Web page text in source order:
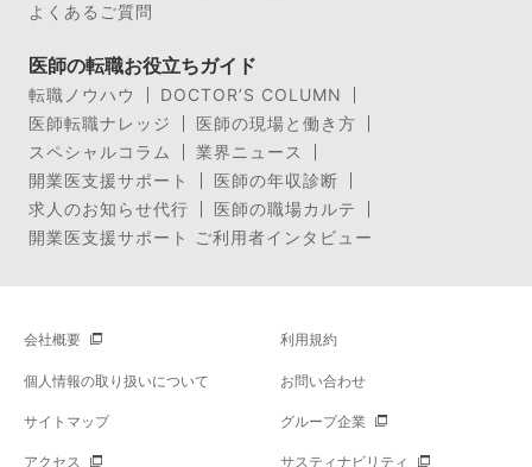
よくあるご質問
医師の転職お役立ちガイド
転職ノウハウ
DOCTOR’S COLUMN
医師転職ナレッジ
医師の現場と働き方
スペシャルコラム
業界ニュース
開業医支援サポート
医師の年収診断
求人のお知らせ代行
医師の職場カルテ
開業医支援サポート ご利用者インタビュー
会社概要 利用規約
個人情報の取り扱いについて お問い合わせ
サイトマップ グループ企業
アクセス サスティナビリティ